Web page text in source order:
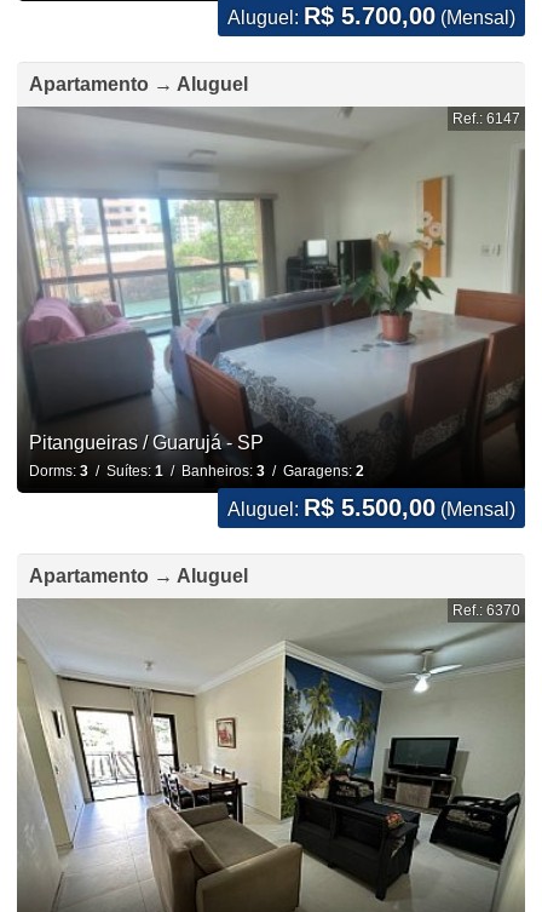
Aluguel: R$ 5.700,00 (Mensal)
Apartamento → Aluguel
Ref.: 6147
Pitangueiras / Guarujá - SP
Dorms: 3/ Suítes: 1/ Banheiros: 3/ Garagens: 2
Aluguel: R$ 5.500,00 (Mensal)
Apartamento → Aluguel
Ref.: 6370